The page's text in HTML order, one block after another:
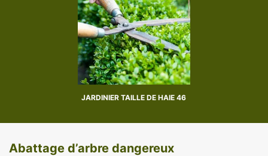
JARDINIER TAILLE DE HAIE 46
Abattage d’arbre dangereux